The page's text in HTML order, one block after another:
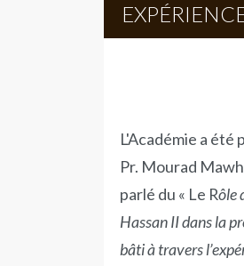
L'Académie a
Pr. Mourad
parlé du « Le Rôle
Hassan II dans la
bâti à travers